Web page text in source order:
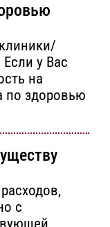
у Вас
на
по здоровью
с